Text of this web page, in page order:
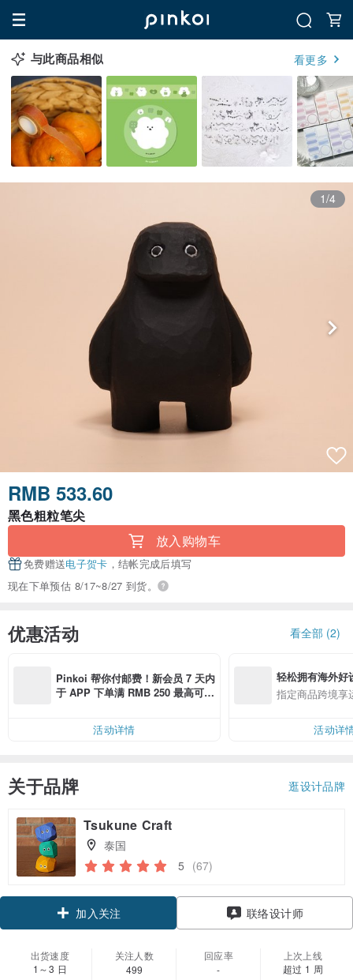
与此商品相似 看更多
1/4
RMB 533.60
黑色粗粒笔尖
放入购物车
免费赠送电子贺卡 ，结帐完成后填写
现在下单预估 8/17~8/27 到货。
优惠活动 看全部 (2)
Pinkoi 帮你付邮费！新会员 7 天内
于 APP 下单满 RMB 250 最高可折
活动详情
轻松拥有海外好
指定商品跨境享
活动详
关于品牌 逛设计品牌
Tsukune Craft
泰国
5 (67)
加入关注 联络设计师
出货速度
1～3 日
关注人数
499
回应率
-
上次上线
超过 1 周